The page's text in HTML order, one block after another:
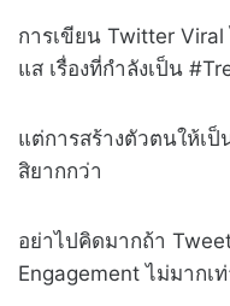
การเขียน Twitter Viral
แส เรื่องที่กำลังเป็น
แต่การสร้างตัวตนให้เป็
สิยากกว่า
อย่าไปคิดมากถ้า
Engagement ไม่มากเ